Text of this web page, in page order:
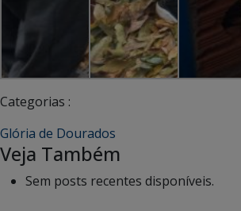
Categorias :
Glória de Dourados
Veja Também
Sem posts recentes disponíveis.